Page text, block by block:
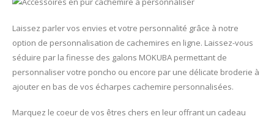
Laissez parler vos envies et votre personnalité grâce à notre
option de personnalisation de cachemires en ligne. Laissez-vous
séduire par la finesse des galons MOKUBA permettant de
personnaliser votre poncho ou encore par une délicate broderie à
ajouter en bas de vos écharpes cachemire personnalisées.
Marquez le coeur de vos êtres chers en leur offrant un cadeau